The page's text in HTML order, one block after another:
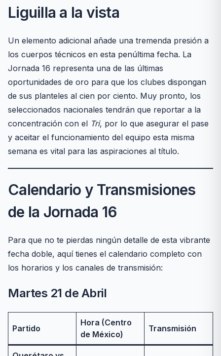
Liguilla a la vista
Un elemento adicional añade una tremenda presión a
los cuerpos técnicos en esta penúltima fecha. La
Jornada 16 representa una de las últimas
oportunidades de oro para que los clubes dispongan
de sus planteles al cien por ciento. Muy pronto, los
seleccionados nacionales tendrán que reportar a la
concentración con el Tri, por lo que asegurar el pase
y aceitar el funcionamiento del equipo esta misma
semana es vital para las aspiraciones al título.
Calendario y Transmisiones
de la Jornada 16
Para que no te pierdas ningún detalle de esta vibrante
fecha doble, aquí tienes el calendario completo con
los horarios y los canales de transmisión:
Martes 21 de Abril
Partido
Hora (Centro
de México)
Transmisión